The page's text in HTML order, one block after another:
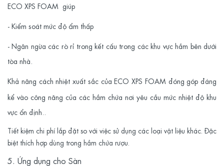
ECO XPS FOAM giúp
- Kiểm soát mức độ ẩm thấp
- Ngăn ngừa các rò rỉ trong kết cấu trong các khu vực hầm bên dưới
tòa nhà.
Khả năng cách nhiệt xuất sắc của ECO XPS FOAM đóng góp đáng
kể vào công năng của các hầm chứa nơi yêu cầu mức nhiệt độ khu
vực ổn định.
Tiết kiệm chi phí lắp đặt so với việc sử dụng các loại vật liệu khác. Đặc
biệt thích hợp dùng trong hầm chứa rượu.
5. Ứng dụng cho Sàn